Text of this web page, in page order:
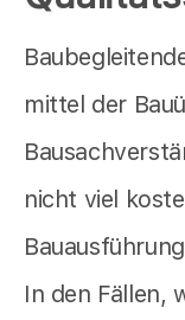
mittel der
nicht viel
In den Fällen,